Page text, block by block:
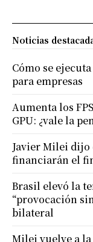
Noticias
Cómo se
para empresas
Aumenta los
GPU: ¿vale la
Javier Milei dijo
financiarán el
Brasil elevó la
“provocación
bilateral
Milei vuelve a la